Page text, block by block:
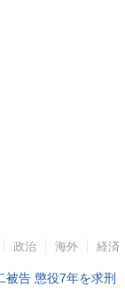
政治 海外 経済
被告 懲役7年を求刑